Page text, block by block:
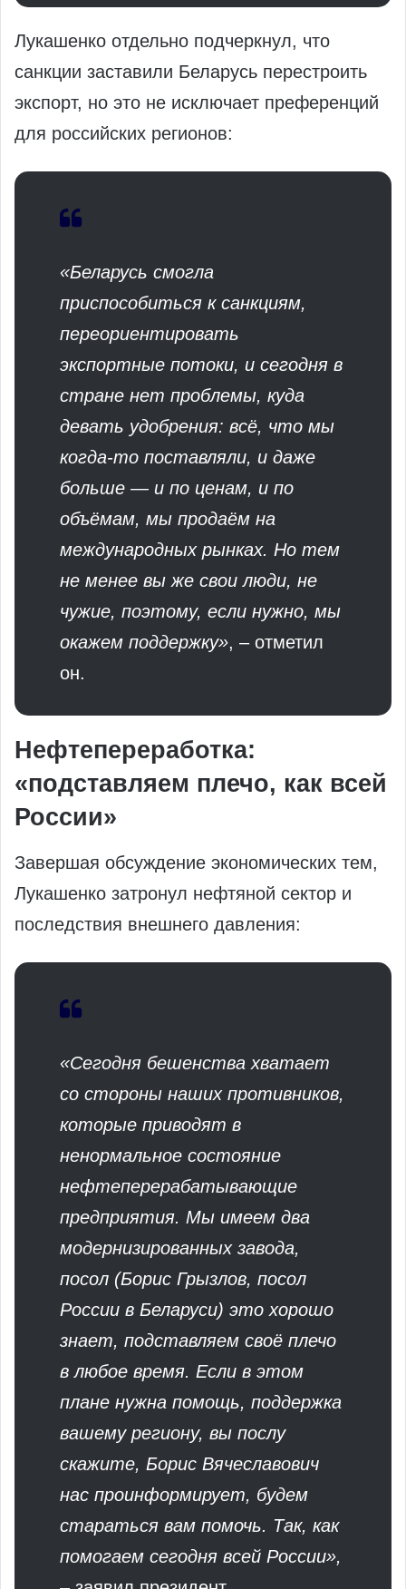
Лукашенко отдельно подчеркнул, что
санкции заставили Беларусь перестроить
экспорт, но это не исключает преференций
для российских регионов:
«Беларусь смогла
приспособиться к санкциям,
переориентировать
экспортные потоки, и сегодня в
стране нет проблемы, куда
девать удобрения: всё, что мы
когда-то поставляли, и даже
больше — и по ценам, и по
объёмам, мы продаём на
международных рынках. Но тем
не менее вы же свои люди, не
чужие, поэтому, если нужно, мы
окажем поддержку», – отметил
он.
Нефтепереработка:
«подставляем плечо, как всей
России»
Завершая обсуждение экономических тем,
Лукашенко затронул нефтяной сектор и
последствия внешнего давления:
«Сегодня бешенства хватает
со стороны наших противников,
которые приводят в
ненормальное состояние
нефтеперерабатывающие
предприятия. Мы имеем два
модернизированных завода,
посол (Борис Грызлов, посол
России в Беларуси) это хорошо
знает, подставляем своё плечо
в любое время. Если в этом
плане нужна помощь, поддержка
вашему региону, вы послу
скажите, Борис Вячеславович
нас проинформирует, будем
стараться вам помочь. Так, как
помогаем сегодня всей России»,